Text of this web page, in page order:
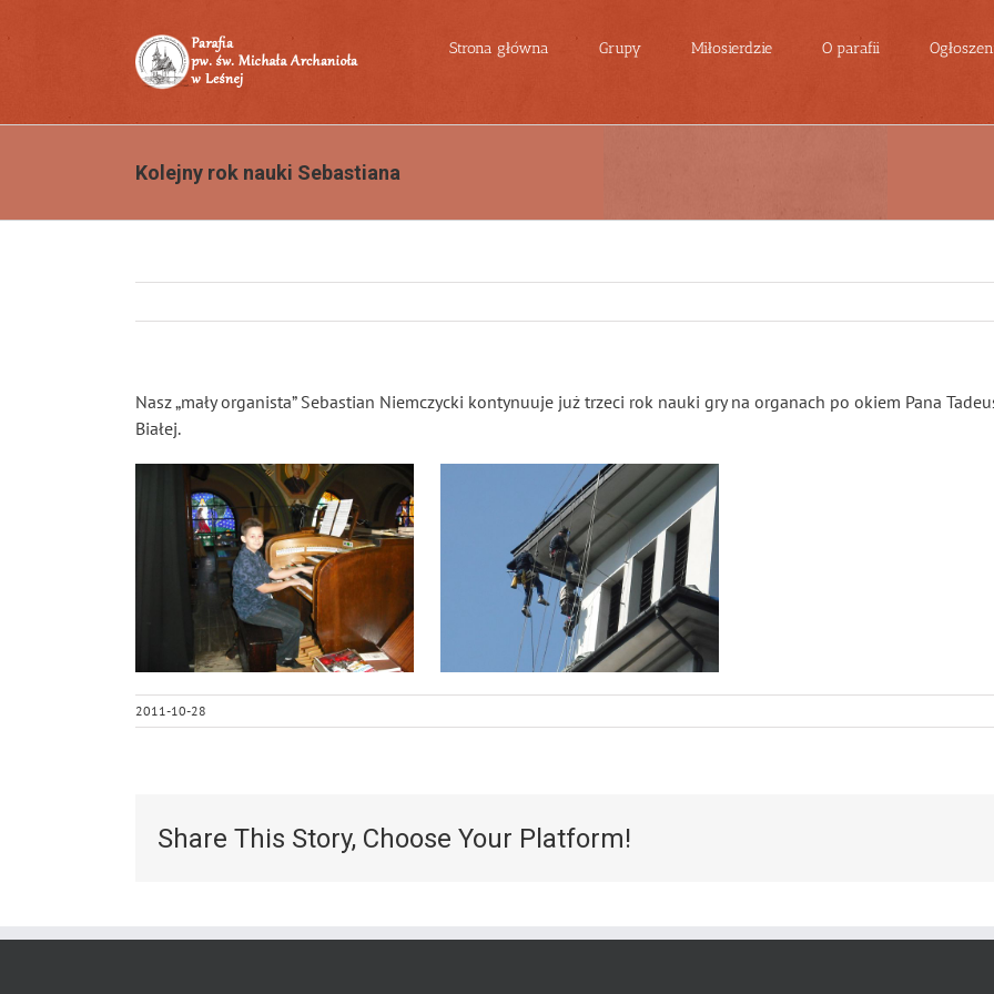
Strona główna Grupy Miłosierdzie O parafii
Kolejny rok nauki Sebastiana
Nasz „mały organista” Sebastian Niemczycki kontynuuje już trzeci rok nauki gry na organach po okiem Pana
Białej.
2011-10-28
Share This Story, Choose Your Platform!